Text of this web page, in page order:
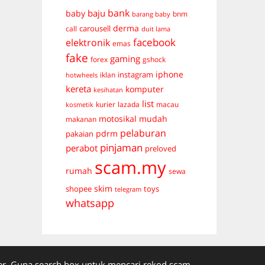
baby baju bank barang baby bnm
call carousell derma duit lama
elektronik emas facebook
fake forex gaming gshock
hotwheels iklan instagram iphone
kereta kesihatan komputer
kosmetik kurier lazada list macau
makanan motosikal mudah
pakaian pdrm pelaburan
perabot pinjaman preloved
rumah scam.my sewa
shopee skim telegram toys
whatsapp